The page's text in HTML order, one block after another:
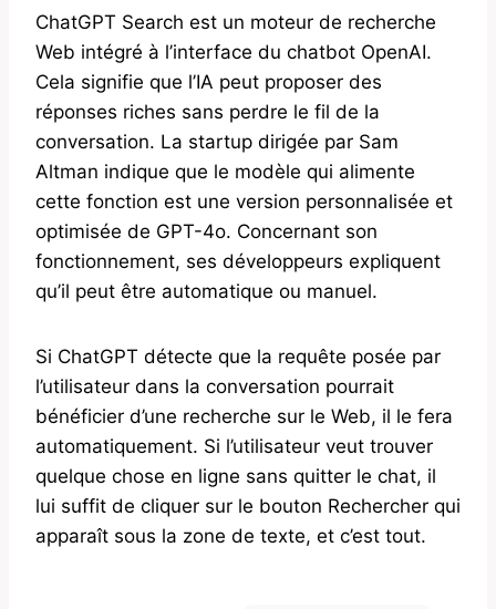
ChatGPT Search est un moteur de recherche
Web intégré à l’interface du chatbot OpenAI.
Cela signifie que l’IA peut proposer des
réponses riches sans perdre le fil de la
conversation. La startup dirigée par Sam
Altman indique que le modèle qui alimente
cette fonction est une version personnalisée et
optimisée de GPT-4o. Concernant son
fonctionnement, ses développeurs expliquent
qu’il peut être automatique ou manuel.
Si ChatGPT détecte que la requête posée par
l’utilisateur dans la conversation pourrait
bénéficier d’une recherche sur le Web, il le fera
automatiquement. Si l’utilisateur veut trouver
quelque chose en ligne sans quitter le chat, il
lui suffit de cliquer sur le bouton Rechercher qui
apparaît sous la zone de texte, et c’est tout.